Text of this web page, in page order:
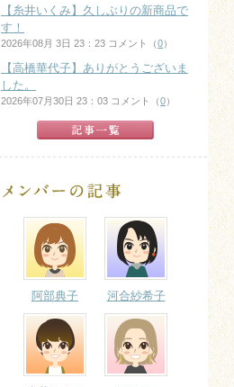
【糸井いくみ】久しぶりの新商品で
す！
2026年08月 3日 23：23 コメント（0）
【高橋華代子】ありがとうございま
した。
2026年07月30日 23：03 コメント（0）
阿部典子 河合紗希子